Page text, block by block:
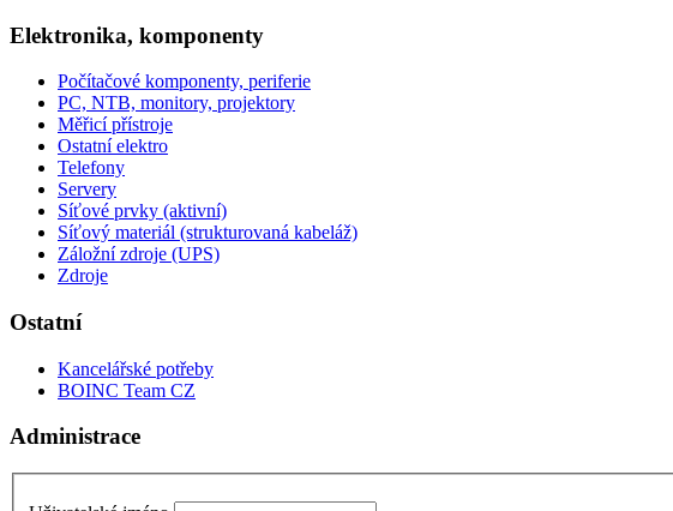
Elektronika, komponenty
Počítačové komponenty, periferie
PC, NTB, monitory, projektory
Měřicí přístroje
Ostatní elektro
Telefony
Servery
Síťové prvky (aktivní)
Síťový materiál (strukturovaná kabeláž)
Záložní zdroje (UPS)
Zdroje
Ostatní
Kancelářské potřeby
BOINC Team CZ
Administrace